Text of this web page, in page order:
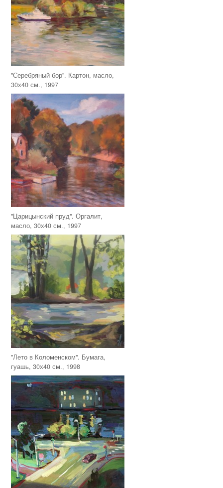
"Серебряный бор". Картон, масло,
30х40 см., 1997
"Царицынский пруд". Оргалит,
масло, 30х40 см., 1997
"Лето в Коломенском". Бумага,
гуашь, 30х40 см., 1998